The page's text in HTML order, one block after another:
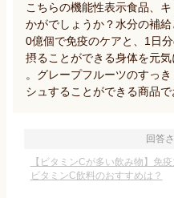
こちらの機能性表示食品、
かがでしょうか？水分の補
0億個で免疫のケアと、1日
摂ることができる身体を元
。グレープフルーツのすっ
シュすることができる商品で
回答
【ビタミンCが多い飲み物】免
ビタミンC飲料のおすすめは？